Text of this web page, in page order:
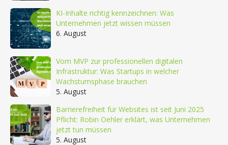
KI-Inhalte richtig kennzeichnen: Was
Unternehmen jetzt wissen müssen
6. August
Vom MVP zur professionellen digitalen
Infrastruktur: Was Startups in welcher
Wachstumsphase brauchen
5. August
Barrierefreiheit für Websites ist seit Juni 2025
Pflicht: Robin Oehler erklärt, was Unternehmen
jetzt tun müssen
5. August